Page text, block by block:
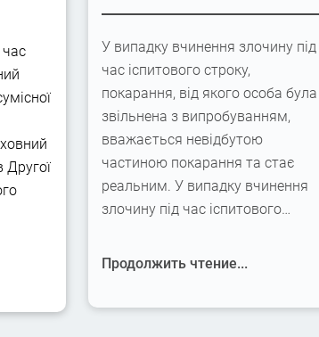
час
Другої
У випадку вчинення злочину під
час іспитового строку,
покарання, від якого особа була
звільнена з випробуванням,
вважається невідбутою
частиною покарання та стає
реальним. У випадку вчинення
злочину під час іспитового…
Продолжить чтение...